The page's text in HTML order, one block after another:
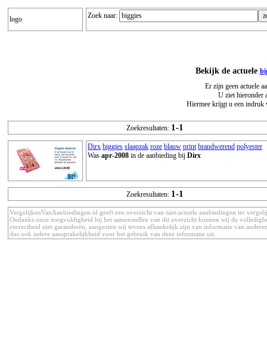
logo Zoek naar:
Bekijk de actuele
Er zijn geen actuele
U ziet hieronder
Hiermee krijgt u een indruk
Zoekresultaten: 1-1
Dirx biggies slaapzak roze blauw print brandwerend polyester
Was apr-2008 in de aanbieding bij Dirx
Zoekresultaten: 1-1
VergelijkenVanAanbiedingen.nl geeft een overzicht van niet-actuele aanbiedingen ter
Ondanks onze zorgvuldigheid bij het samenstellen van dit overzicht kunnen wij de
correctheid niet garanderen, aangezien wij tevens afhankelijk zijn van informatie van
dus ook iedere aansprakelijkheid voor het gebruik van deze informatie uit.